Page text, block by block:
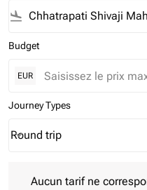
flight_land
Budget
EUR
Journey Types
Journey Types option
Round trip
keyboard_arrow_down
Aucun tarif ne